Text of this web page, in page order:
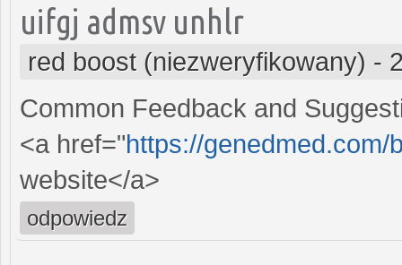
uifgj admsv unhlr
red boost (niezweryfikowany) -
Common Feedback and
<a href="https://genedmed.com/
website</a>
odpowiedz